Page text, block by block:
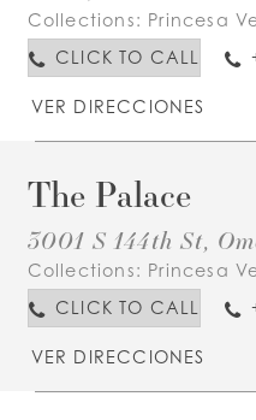
Collections: Princesa
CLICK TO CALL
VER DIRECCIONES
The Palace
3001 S 144th St,
Collections: Princesa
CLICK TO CALL
VER DIRECCIONES